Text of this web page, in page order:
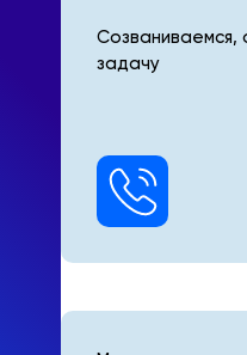
Созваниваемся,
задачу